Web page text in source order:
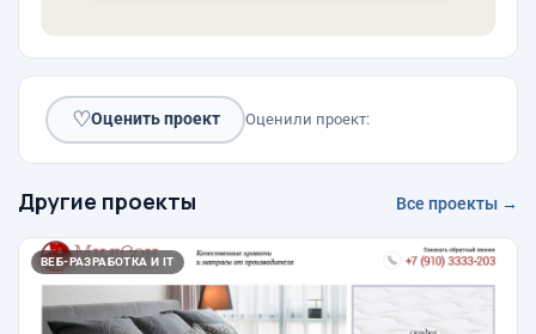
♡Оценить проект Оценили проект:
Другие проекты Все проекты →
ВЕБ-РАЗРАБОТКА И IT